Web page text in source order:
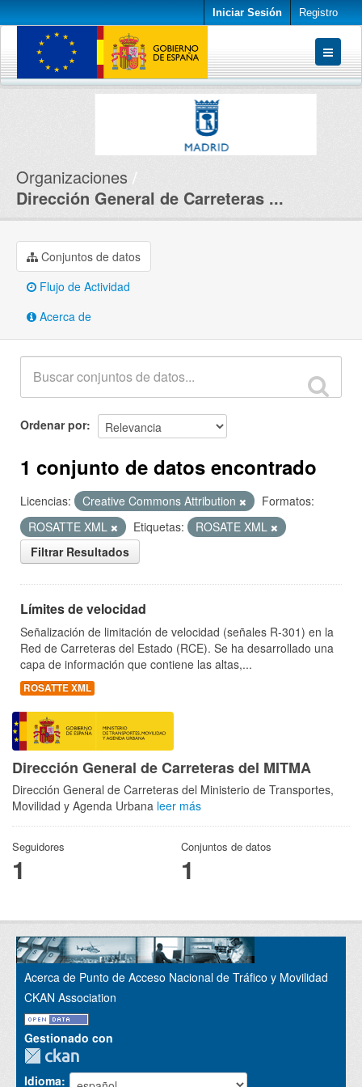
Iniciar Sesión Registro
Conjuntos de datos
Organizaciones
Dirección General de Carreteras ...
Conjuntos de datos
Flujo de Actividad
Acerca de
Ordenar por
1 conjunto de datos encontrado
Licencias: Creative Commons Attribution
Formatos:
ROSATTE XML
Etiquetas:
ROSATE XML
Filtrar Resultados
Límites de velocidad
Señalización de limitación de velocidad (señales R-301) en la
Red de Carreteras del Estado (RCE). Se ha desarrollado una
capa de información que contiene las altas,...
ROSATTE XML
Dirección General de Carreteras del MITMA
Dirección General de Carreteras del Ministerio de Transportes,
Movilidad y Agenda Urbana leer más
Seguidores
1
Conjuntos de datos
1
Acerca de Punto de Acceso Nacional de Tráfico y Movilidad
CKAN Association
Gestionado con
Idioma